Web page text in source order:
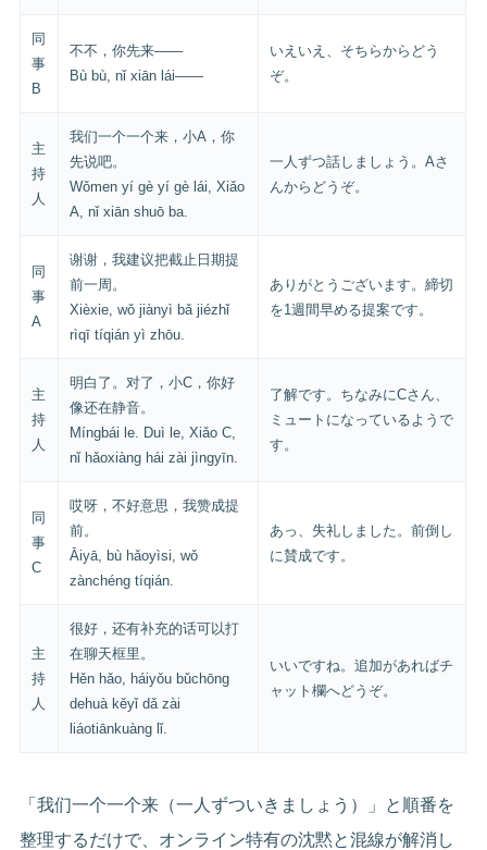
同
事
B
不不，你先来——
Bù bù, nǐ xiān lái——
いえいえ、そちらからどう
ぞ。
主
持
人
我们一个一个来，小A，你
先说吧。
Wǒmen yí gè yí gè lái, Xiǎo
A, nǐ xiān shuō ba.
一人ずつ話しましょう。Aさ
んからどうぞ。
同
事
A
谢谢，我建议把截止日期提
前一周。
Xièxie, wǒ jiànyì bǎ jiézhǐ
rìqī tíqián yì zhōu.
ありがとうございます。締切
を1週間早める提案です。
主
持
人
明白了。对了，小C，你好
像还在静音。
Míngbái le. Duì le, Xiǎo C,
nǐ hǎoxiàng hái zài jìngyīn.
了解です。ちなみにCさん、
ミュートになっているようで
す。
同
事
C
哎呀，不好意思，我赞成提
前。
Āiyā, bù hǎoyìsi, wǒ
zànchéng tíqián.
あっ、失礼しました。前倒し
に賛成です。
主
持
人
很好，还有补充的话可以打
在聊天框里。
Hěn hǎo, háiyǒu bǔchōng
dehuà kěyǐ dǎ zài
liáotiānkuàng lǐ.
いいですね。追加があればチ
ャット欄へどうぞ。
「我们一个一个来（一人ずついきましょう）」と順番を
整理するだけで、オンライン特有の沈黙と混線が解消し